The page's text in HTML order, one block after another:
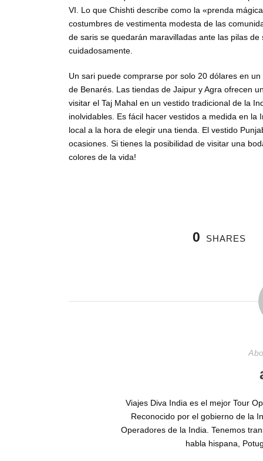
VI. Lo que Chishti describe como la «prenda
costumbres de vestimenta modesta de las
de saris se quedarán maravilladas ante las pilas
cuidadosamente.
Un sari puede comprarse por solo 20 dólares en
de Benarés. Las tiendas de Jaipur y Agra ofrecen
visitar el Taj Mahal en un vestido tradicional de la
inolvidables. Es fácil hacer vestidos a medida en
local a la hora de elegir una tienda. El vestido
ocasiones. Si tienes la posibilidad de visitar una
colores de la vida!
0 SHARES
Viajes Diva India es el mejor Tour
Reconocido por el gobierno de la
Operadores de la India. Tenemos
habla hispana,